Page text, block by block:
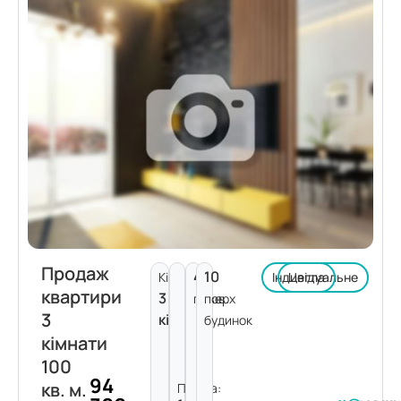
Продаж
квартири
3
кімнати
100
кв. м. 94
Кімнат:
3
кімнати
Площа:
4
поверх
10
пов.
будинок
Індивідуальне
Цегла